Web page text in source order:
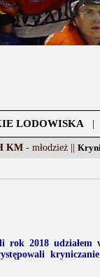
LODOWISKA |
KM - młodzież ||
rok 2018